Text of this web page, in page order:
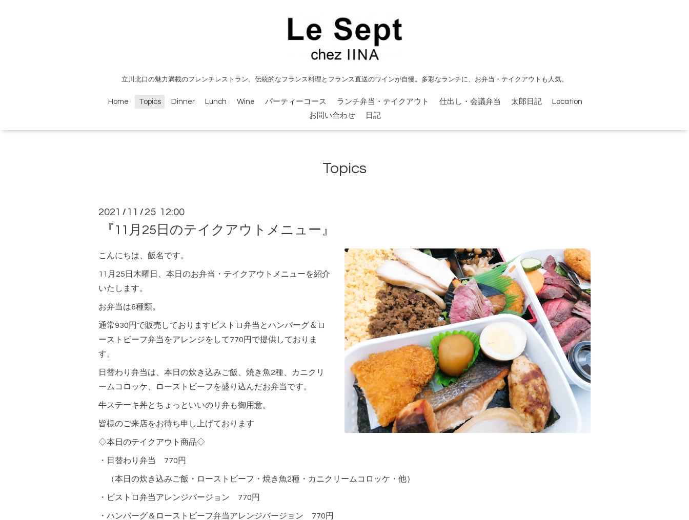
立川北口の魅力満載のフレンチレストラン。伝統的なフランス料理とフランス直送のワインが自慢。多彩なランチに、お弁当・テイクアウトも人気。
Home Topics Dinner Lunch Wine パーティーコース ランチ弁当・テイクアウト 仕出し・会議弁当 太郎日記
Location
お問い合わせ
日記
Topics
2021 / 11 / 25 12:00
『11月25日のテイクアウトメニュー』
こんにちは、飯名です。
11月25日木曜日、本日のお弁当・テイクアウトメニューを紹介
いたします。
お弁当は6種類。
通常930円で販売しておりますビストロ弁当とハンバーグ＆ロ
ーストビーフ弁当をアレンジをして770円で提供しておりま
す。
日替わり弁当は、本日の炊き込みご飯、焼き魚2種、カニクリ
ームコロッケ、ローストビーフを盛り込んだお弁当です。
牛ステーキ丼とちょっといいのり弁も御用意。
皆様のご来店をお待ち申し上げております
◇本日のテイクアウト商品◇
・日替わり弁当 770円
（本日の炊き込みご飯・ローストビーフ・焼き魚2種・カニクリームコロッケ・他）
・ビストロ弁当アレンジバージョン 770円
・ハンバーグ＆ローストビーフ弁当アレンジバージョン 770円